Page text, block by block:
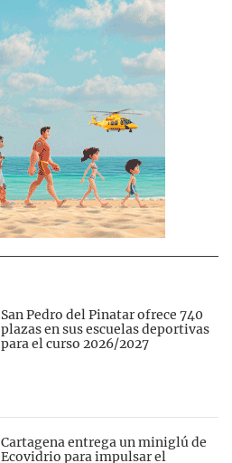
San Pedro del Pinatar ofrece 740
plazas en sus escuelas deportivas
para el curso 2026/2027
Cartagena entrega un miniglú de
Ecovidrio para impulsar el